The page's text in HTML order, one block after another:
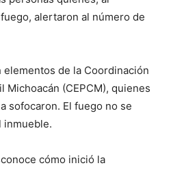
alertaron al número de
de la Coordinación
Michoacán (CEPCM), quienes
sofocaron. El fuego no se
inmueble.
cómo inició la